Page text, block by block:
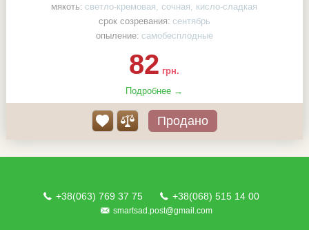
мякоть: светло-кремовая, сочная, кисло-сладкая
срок созревания: сентябрь
опыление: самобесплодные
82 грн.
Подробнее →
Продано
+38(063) 769 37 75 +38(068) 515 14 00
smartsad.post@gmail.com